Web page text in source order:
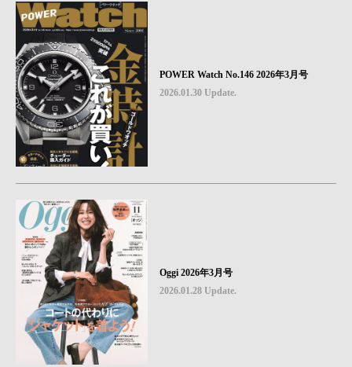
POWER Watch No.146 2026年3月号
2026.01.30 Update.
Oggi 2026年3月号
2026.01.28 Update.